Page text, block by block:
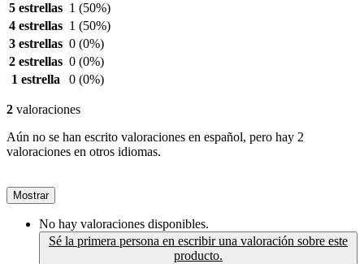
5 estrellas 1 (50%)
4 estrellas 1 (50%)
3 estrellas 0 (0%)
2 estrellas 0 (0%)
1 estrella
0 (0%)
2 valoraciones
Aún no se han escrito valoraciones en español, pero hay 2
valoraciones en otros idiomas.
Mostrar
No hay valoraciones disponibles.
Sé la primera persona en escribir una valoración sobre este
producto.